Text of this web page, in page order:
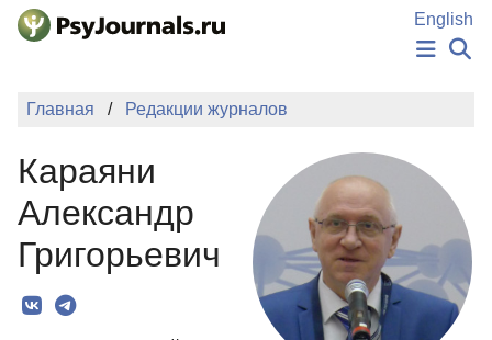
Перейти к основному содержанию
English
НОВОСТИ
ПОДАТЬ РУКОПИСЬ
БАЗА ЗНАНИЙ
КЛЮЧЕВЫЕ СЛОВА
Регистрация
Вход
Главная Редакции журналов
Караяни
Александр
Григорьевич